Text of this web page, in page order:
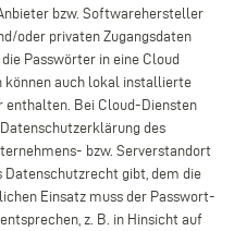
bzw. Softwarehersteller
oder privaten Zugangsdaten
Passwörter in eine Cloud
können auch lokal installierte
Bei Cloud-Diensten
des
bzw. Serverstandort
Datenschutzrecht gibt, dem die
Einsatz muss der Passwort-
z. B. in Hinsicht auf